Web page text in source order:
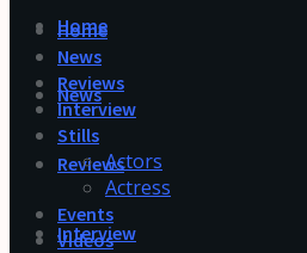
Home
News
Reviews
Interview
Home
News
Reviews
Interview
Stills
Actors
Actress
Events
Videos